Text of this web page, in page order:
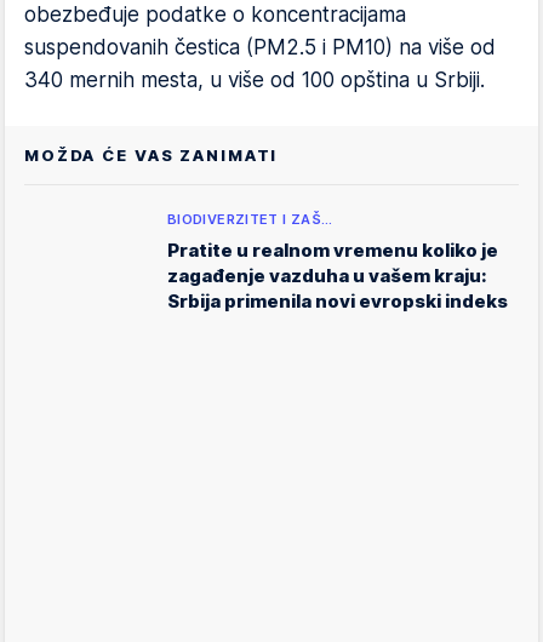
obezbeđuje podatke o koncentracijama
suspendovanih čestica (PM2.5 i PM10) na više od
340 mernih mesta, u više od 100 opština u Srbiji.
MOŽDA ĆE VAS ZANIMATI
BIODIVERZITET I ZAŠ…
Pratite u realnom vremenu koliko je
zagađenje vazduha u vašem kraju:
Srbija primenila novi evropski indeks